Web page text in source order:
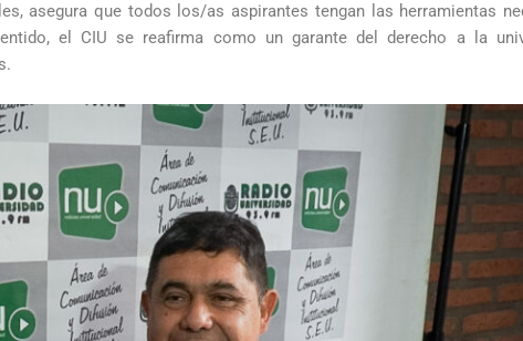
asegura que todos los/as aspirantes tengan las herramientas
el CIU se reafirma como un garante del derecho a la